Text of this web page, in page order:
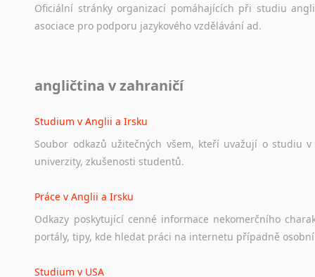
Oficiální stránky organizací pomáhajících při studiu
asociace pro podporu jazykového vzdělávání ad.
Ať už se jedná o česká diskusní
angličtina v zahraničí
Studium v Anglii a Irsku
Soubor odkazů užitečných všem, kteří uvažují o studiu v
univerzity, zkušenosti studentů.
Práce v Anglii a Irsku
Odkazy poskytující cenné informace nekomerčního
portály, tipy, kde hledat práci na internetu případně osobní
Studium v USA